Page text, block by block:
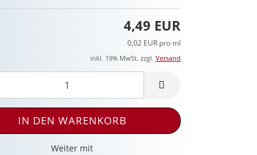
4,49 EUR
0,02 EUR pro ml
inkl. 19% MwSt. zzgl. Versand
Weiter mit